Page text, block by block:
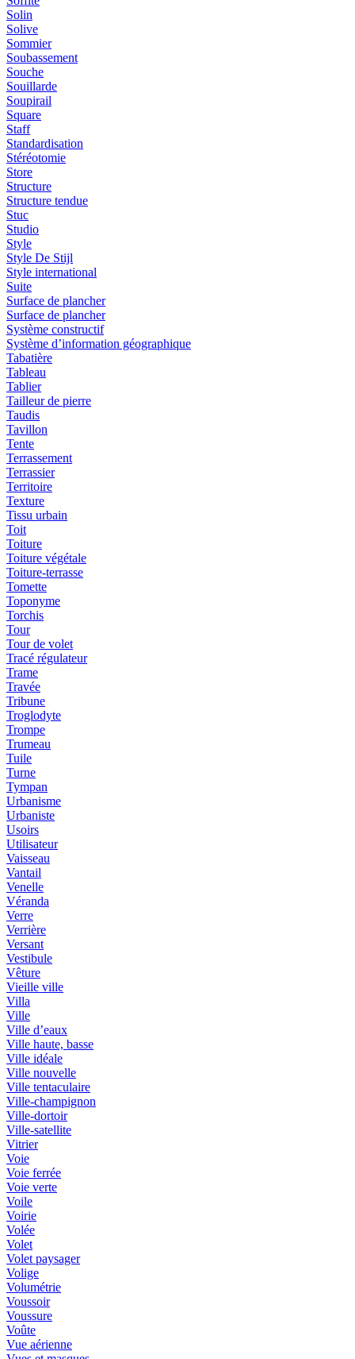
Solin
Solive
Sommier
Soubassement
Souche
Souillarde
Soupirail
Square
Staff
Standardisation
Stéréotomie
Store
Structure
Structure tendue
Stuc
Studio
Style
Style De Stijl
Style international
Suite
Surface de plancher
Surface de plancher
Système constructif
Système d’information géographique
Tabatière
Tableau
Tablier
Tailleur de pierre
Taudis
Tavillon
Tente
Terrassement
Terrassier
Territoire
Texture
Tissu urbain
Toit
Toiture
Toiture végétale
Toiture-terrasse
Tomette
Toponyme
Torchis
Tour
Tour de volet
Tracé régulateur
Trame
Travée
Tribune
Troglodyte
Trompe
Trumeau
Tuile
Turne
Tympan
Urbanisme
Urbaniste
Usoirs
Utilisateur
Vaisseau
Vantail
Venelle
Véranda
Verre
Verrière
Versant
Vestibule
Vêture
Vieille ville
Villa
Ville
Ville d’eaux
Ville haute, basse
Ville idéale
Ville nouvelle
Ville tentaculaire
Ville-champignon
Ville-dortoir
Ville-satellite
Vitrier
Voie
Voie ferrée
Voie verte
Voile
Voirie
Volée
Volet
Volet paysager
Volige
Volumétrie
Voussoir
Voussure
Voûte
Vue aérienne